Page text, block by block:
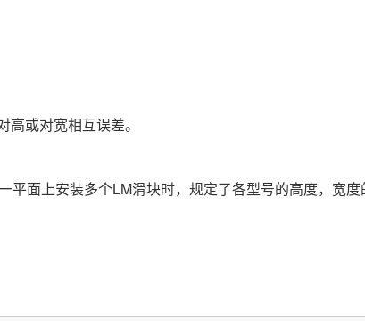
或对宽相互误差。
平面上安装多个LM滑块时，规定了各型号的高度，宽度